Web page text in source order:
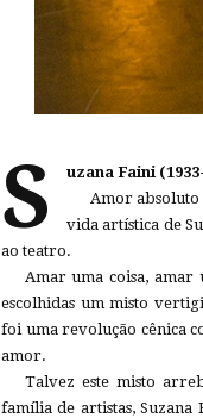
S
uzana Faini
Amor absoluto
vida artística de
ao teatro.
Amar uma coisa, amar
escolhidas um misto
foi uma revolução cênica
amor.
Talvez este misto
família de artistas,